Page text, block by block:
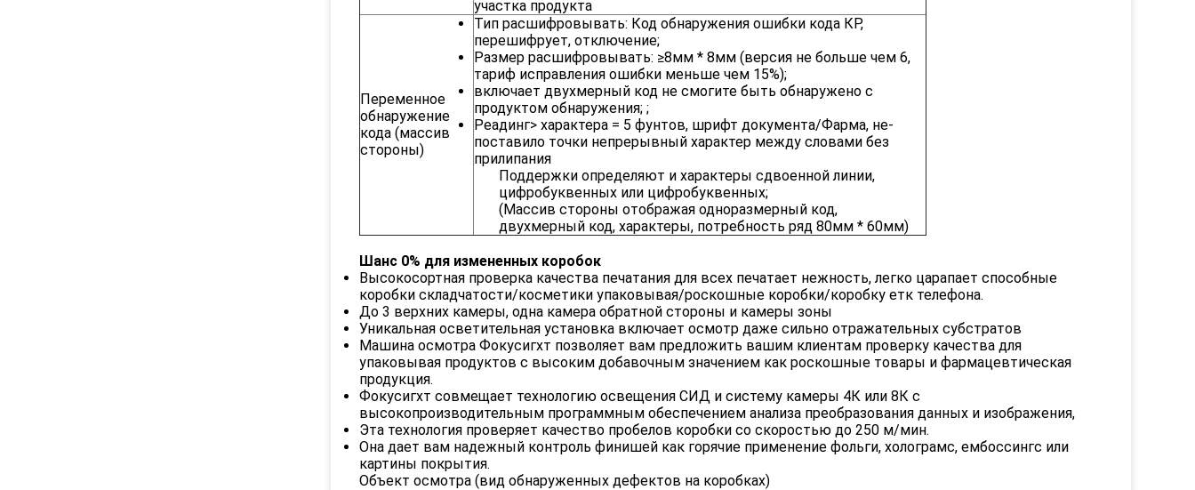
участка продукта
Переменное
обнаружение
кода (массив
стороны)
Тип расшифровывать: Код обнаружения ошибки кода КР,
перешифрует, отключение;
Размер расшифровывать: ≥8мм * 8мм (версия не больше чем 6,
тариф исправления ошибки меньше чем 15%);
включает двухмерный код не смогите быть обнаружено с
продуктом обнаружения; ;
Реадинг> характера = 5 фунтов, шрифт документа/Фарма, не-
поставило точки непрерывный характер между словами без
прилипания
Поддержки определяют и характеры сдвоенной линии,
цифробуквенных или цифробуквенных;
(Массив стороны отображая одноразмерный код,
двухмерный код, характеры, потребность ряд 80мм * 60мм)
Шанс 0% для измененных коробок
Высокосортная проверка качества печатания для всех печатает нежность, легко царапает способные
коробки складчатости/косметики упаковывая/роскошные коробки/коробку етк телефона.
До 3 верхних камеры, одна камера обратной стороны и камеры зоны
Уникальная осветительная установка включает осмотр даже сильно отражательных субстратов
Машина осмотра Фокусигхт позволяет вам предложить вашим клиентам проверку качества для
упаковывая продуктов с высоким добавочным значением как роскошные товары и фармацевтическая
продукция.
Фокусигхт совмещает технологию освещения СИД и систему камеры 4К или 8К с
высокопроизводительным программным обеспечением анализа преобразования данных и изображения,
Эта технология проверяет качество пробелов коробки со скоростью до 250 м/мин.
Она дает вам надежный контроль финишей как горячие применение фольги, холограмс, ембоссингс или
картины покрытия.
Объект осмотра (вид обнаруженных дефектов на коробках)